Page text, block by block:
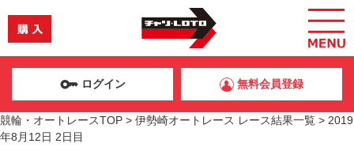
ログイン 無料会員登録
競輪・オートレースTOP > 伊勢崎オートレース レース結果一覧 > 2019
年8月12日 2日目